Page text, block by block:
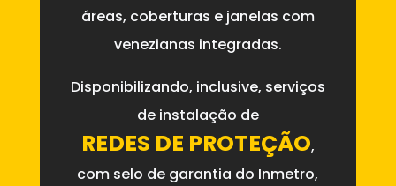
áreas, coberturas e janelas com
venezianas integradas.
Disponibilizando, inclusive, serviços
de instalação de
REDES DE PROTEÇÃO,
com selo de garantia do Inmetro,